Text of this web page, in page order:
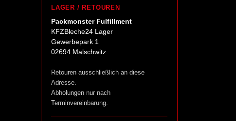
LAGER / RETOUREN
Packmonster Fulfillment
KFZBleche24 Lager
Gewerbepark 1
02694 Malschwitz
Retouren ausschließlich an diese
Adresse.
Abholungen nur nach
Terminvereinbarung.